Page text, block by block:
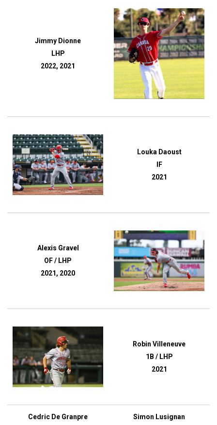
Jimmy Dionne
LHP
2022, 2021
Louka Daoust
IF
2021
Alexis Gravel
OF / LHP
2021, 2020
Robin Villeneuve
1B / LHP
2021
Cedric De Granpre
Simon Lusignan